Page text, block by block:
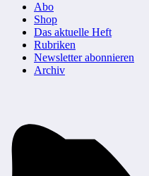
Abo
Shop
Das aktuelle Heft
Rubriken
Newsletter abonnieren
Archiv